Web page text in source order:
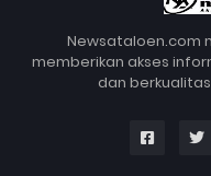
Newsataloen.com
memberikan akses
dan